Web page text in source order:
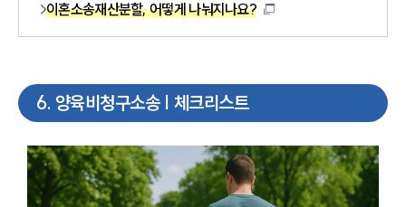
이혼소송재산분할, 어떻게 나눠지나요?
6. 양육비청구소송 | 체크리스트